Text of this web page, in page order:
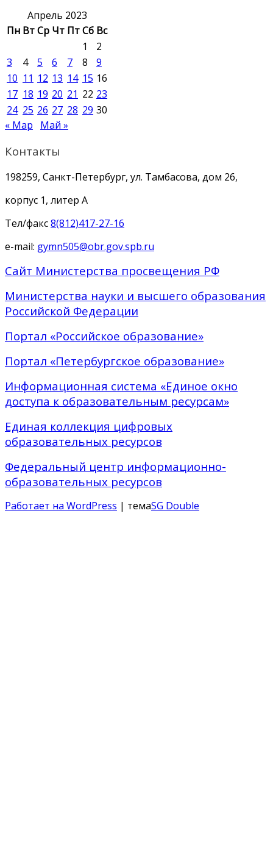
Апрель 2023
Пн ВтСр Чт ПтСб Вс
1
2
3
4 5 6 7 8
9
10 11 12 13 14 15 16
17 18 19 20 21 22 23
24 25 26 27 28 29 30
« Мар
Май »
Контакты
198259, Санкт-Петербург, ул. Тамбасова, дом 26,
корпус 1, литер А
Тел/факс8(812)417-27-16
e-mail: gymn505@obr.gov.spb.ru
Сайт Министерства просвещения РФ
Министерства науки и высшего образования
Российской Федерации
Портал «Российское образование»
Портал «Петербургское образование»
Информационная система «Единое окно
доступа к образовательным ресурсам»
Единая коллекция цифровых
образовательных ресурсов
Федеральный центр информационно-
образовательных ресурсов
Работает на WordPress | темаSG Double